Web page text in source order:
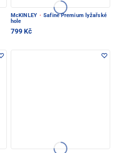
McKINLEY · Safine Premium lyžařské
hole
799 Kč